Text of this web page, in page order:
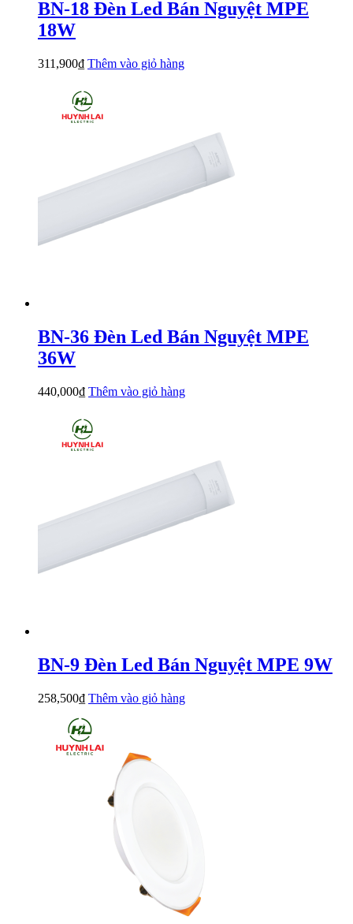
BN-18 Đèn Led Bán Nguyệt MPE
18W
311,900₫ Thêm vào giỏ hàng
BN-36 Đèn Led Bán Nguyệt MPE
36W
440,000₫ Thêm vào giỏ hàng
BN-9 Đèn Led Bán Nguyệt MPE 9W
258,500₫ Thêm vào giỏ hàng